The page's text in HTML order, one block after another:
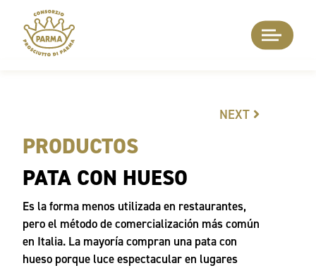
NEXT
PRODUCTOS
PATA CON HUESO
Es la forma menos utilizada en restaurantes,
pero el método de comercialización más común
en Italia. La mayoría compran una pata con
hueso porque luce espectacular en lugares